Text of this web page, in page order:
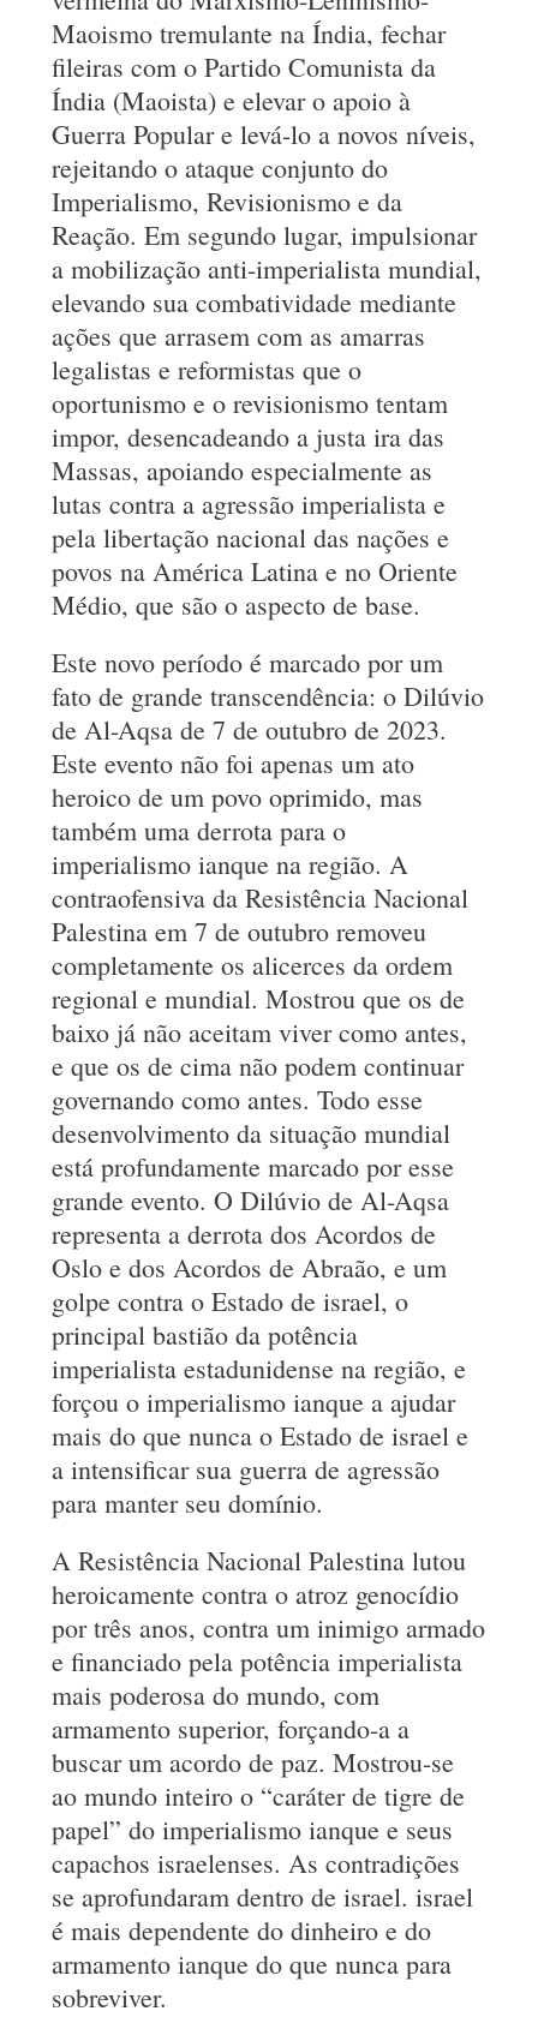
Maoismo tremulante na Índia, fechar
fileiras com o Partido Comunista da
Índia (Maoista) e elevar o apoio à
Guerra Popular e levá-lo a novos níveis,
rejeitando o ataque conjunto do
Imperialismo, Revisionismo e da
Reação. Em segundo lugar, impulsionar
a mobilização anti-imperialista mundial,
elevando sua combatividade mediante
ações que arrasem com as amarras
legalistas e reformistas que o
oportunismo e o revisionismo tentam
impor, desencadeando a justa ira das
Massas, apoiando especialmente as
lutas contra a agressão imperialista e
pela libertação nacional das nações e
povos na América Latina e no Oriente
Médio, que são o aspecto de base.
Este novo período é marcado por um
fato de grande transcendência: o Dilúvio
de Al-Aqsa de 7 de outubro de 2023.
Este evento não foi apenas um ato
heroico de um povo oprimido, mas
também uma derrota para o
imperialismo ianque na região. A
contraofensiva da Resistência Nacional
Palestina em 7 de outubro removeu
completamente os alicerces da ordem
regional e mundial. Mostrou que os de
baixo já não aceitam viver como antes,
e que os de cima não podem continuar
governando como antes. Todo esse
desenvolvimento da situação mundial
está profundamente marcado por esse
grande evento. O Dilúvio de Al-Aqsa
representa a derrota dos Acordos de
Oslo e dos Acordos de Abraão, e um
golpe contra o Estado de israel, o
principal bastião da potência
imperialista estadunidense na região, e
forçou o imperialismo ianque a ajudar
mais do que nunca o Estado de israel e
a intensificar sua guerra de agressão
para manter seu domínio.
A Resistência Nacional Palestina lutou
heroicamente contra o atroz genocídio
por três anos, contra um inimigo armado
e financiado pela potência imperialista
mais poderosa do mundo, com
armamento superior, forçando-a a
buscar um acordo de paz. Mostrou-se
ao mundo inteiro o “caráter de tigre de
papel” do imperialismo ianque e seus
capachos israelenses. As contradições
se aprofundaram dentro de israel. israel
é mais dependente do dinheiro e do
armamento ianque do que nunca para
sobreviver.